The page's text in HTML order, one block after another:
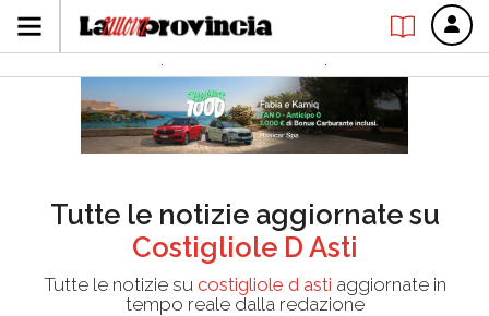
Tutte le notizie aggiornate su
Costigliole D Asti
Tutte le notizie su costigliole d asti aggiornate in
tempo reale dalla redazione